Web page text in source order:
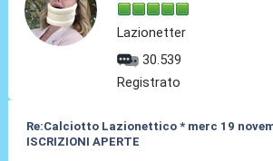
Lazionetter
30.539
Registrato
Re:Calciotto Lazionettico * merc 19
ISCRIZIONI APERTE